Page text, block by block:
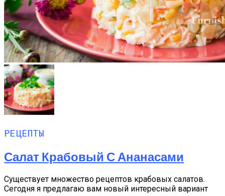
РЕЦЕПТЫ
Салат Крабовый С Ананасами
Существует множество рецептов крабовых салатов.
Сегодня я предлагаю вам новый интересный вариант